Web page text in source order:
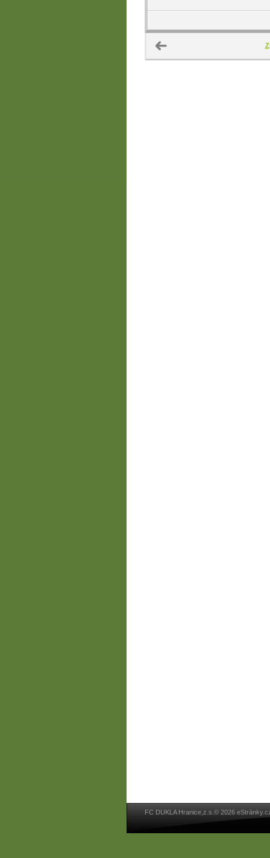
FC DUKLA Hranice,z.s.© 2026